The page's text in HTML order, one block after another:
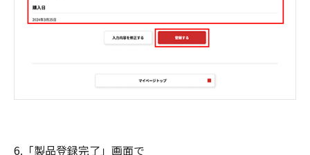
6.「製品登録完了」画面で